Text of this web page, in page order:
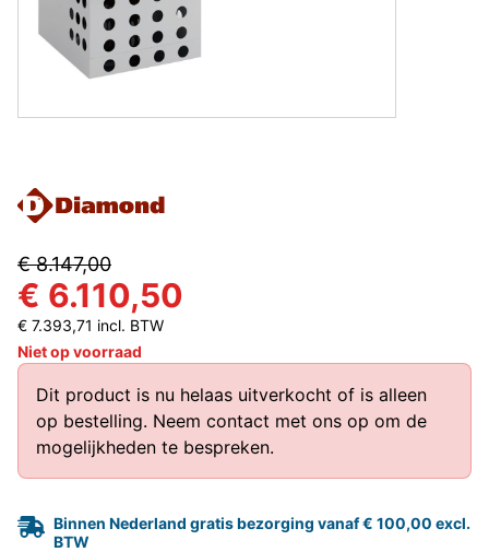
€ 8.147,00
€ 6.110,50
€ 7.393,71 incl. BTW
Niet op voorraad
Dit product is nu helaas uitverkocht of is alleen
op bestelling. Neem contact met ons op om de
mogelijkheden te bespreken.
Binnen Nederland gratis bezorging vanaf € 100,00 excl.
BTW